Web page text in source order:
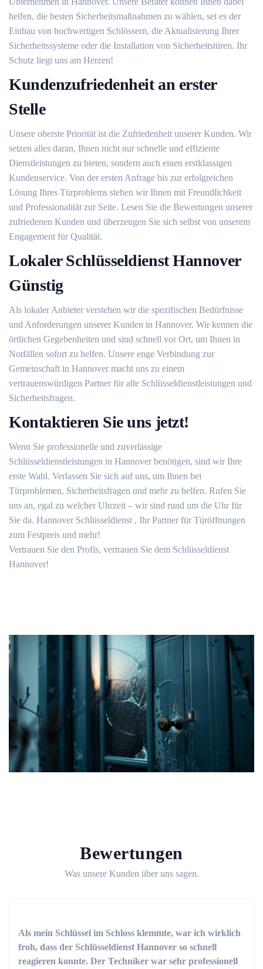
helfen, die besten Sicherheitsmaßnahmen zu wählen, sei es der
Einbau von hochwertigen Schlössern, die Aktualisierung Ihrer
Sicherheitssysteme oder die Installation von Sicherheitstüren. Ihr
Schutz liegt uns am Herzen!
Kundenzufriedenheit an erster
Stelle
Unsere oberste Priorität ist die Zufriedenheit unserer Kunden. Wir
setzen alles daran, Ihnen nicht nur schnelle und effiziente
Dienstleistungen zu bieten, sondern auch einen erstklassigen
Kundenservice. Von der ersten Anfrage bis zur erfolgreichen
Lösung Ihres Türproblems stehen wir Ihnen mit Freundlichkeit
und Professionalität zur Seite. Lesen Sie die Bewertungen unserer
zufriedenen Kunden und überzeugen Sie sich selbst von unserem
Engagement für Qualität.
Lokaler Schlüsseldienst Hannover
Günstig
Als lokaler Anbieter verstehen wir die spezifischen Bedürfnisse
und Anforderungen unserer Kunden in Hannover. Wir kennen die
örtlichen Gegebenheiten und sind schnell vor Ort, um Ihnen in
Notfällen sofort zu helfen. Unsere enge Verbindung zur
Gemeinschaft in Hannover macht uns zu einem
vertrauenswürdigen Partner für alle Schlüsseldienstleistungen und
Sicherheitsfragen.
Kontaktieren Sie uns jetzt!
Wenn Sie professionelle und zuverlässige
Schlüsseldienstleistungen in Hannover benötigen, sind wir Ihre
erste Wahl. Verlassen Sie sich auf uns, um Ihnen bei
Türproblemen, Sicherheitsfragen und mehr zu helfen. Rufen Sie
uns an, egal zu welcher Uhrzeit – wir sind rund um die Uhr für
Sie da. Hannover Schlüsseldienst , Ihr Partner für Türöffnungen
zum Festpreis und mehr!
Vertrauen Sie den Profis, vertrauen Sie dem Schlüsseldienst
Hannover!
Bewertungen
Was unsere Kunden über uns sagen.
Als mein Schlüssel im Schloss klemmte, war ich wirklich
froh, dass der Schlüsseldienst Hannover so schnell
reagieren konnte. Der Techniker war sehr professionell